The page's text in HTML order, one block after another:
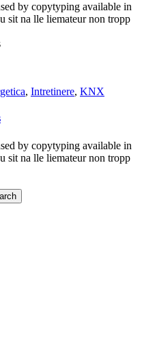
by copytyping available in
sit na lle liemateur non tropp
, Intretinere, KNX
by copytyping available in
sit na lle liemateur non tropp